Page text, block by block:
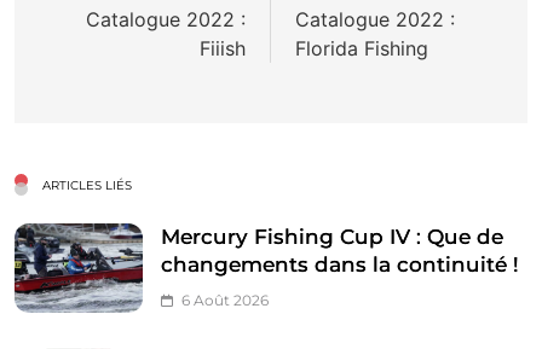
Catalogue 2022 :
Fiiish
Catalogue 2022 :
Florida Fishing
ARTICLES LIÉS
Mercury Fishing Cup IV : Que de
changements dans la continuité !
6 Août 2026